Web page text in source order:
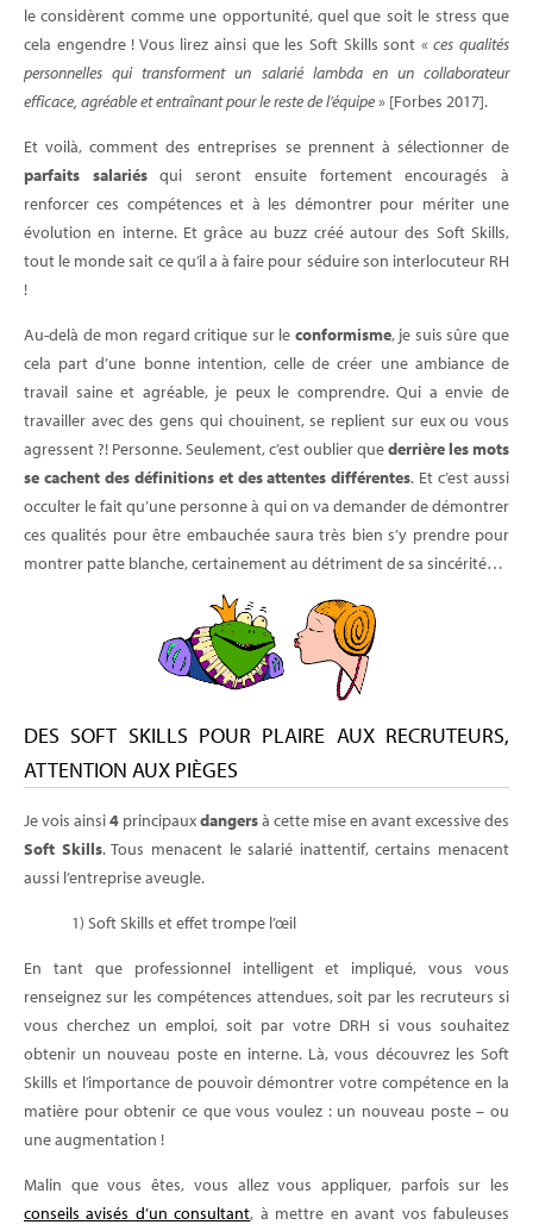
le considèrent comme une opportunité, quel que soit le stress que
cela engendre ! Vous lirez ainsi que les Soft Skills sont «ces qualités
personnelles qui transforment un salarié lambda en un collaborateur
efficace, agréable et entraînant pour le reste de l’équipe» [Forbes 2017].
Et voilà, comment des entreprises se prennent à sélectionner de
parfaits salariésqui seront ensuite fortement encouragés à
renforcer ces compétences et à les démontrer pour mériter une
évolution en interne. Et grâce au buzz créé autour des Soft Skills,
tout le monde sait ce qu’il a à faire pour séduire son interlocuteur RH
!
Au-delà de mon regard critique sur le conformisme, je suis sûre que
cela part d’une bonne intention, celle de créer une ambiance de
travail saine et agréable, je peux le comprendre. Qui a envie de
travailler avec des gens qui chouinent, se replient sur eux ou vous
agressent ?! Personne. Seulement, c’est oublier quederrière les mots
se cachent des définitions et des attentes différentes. Et c’est aussi
occulter le fait qu’une personne à qui on va demander de démontrer
ces qualités pour être embauchée saura très bien s’y prendre pour
montrer patte blanche, certainement au détriment de sa sincérité…
DES SOFT SKILLS POUR PLAIRE AUX RECRUTEURS,
ATTENTION AUX PIÈGES
Je vois ainsi4 principauxdangersà cette mise en avant excessive des
Soft Skills. Tous menacent le salarié inattentif, certains menacent
aussi l’entreprise aveugle.
1) Soft Skills et effet trompe l’œil
En tant que professionnel intelligent et impliqué, vous vous
renseignez sur les compétences attendues, soit par les recruteurs si
vous cherchez un emploi, soit par votre DRH si vous souhaitez
obtenir un nouveau poste en interne. Là, vous découvrez les Soft
Skills et l’importance de pouvoir démontrer votre compétence en la
matière pour obtenir ce que vous voulez : un nouveau poste – ou
une augmentation !
Malin que vous êtes, vous allez vous appliquer, parfois sur les
conseils avisés d’un consultant, à mettre en avant vos fabuleuses